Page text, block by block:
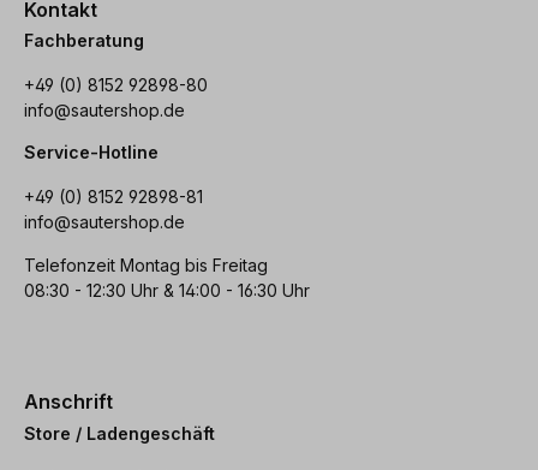
Kontakt
Fachberatung
+49 (0) 8152 92898-80
info@sautershop.de
Service-Hotline
+49 (0) 8152 92898-81
info@sautershop.de
Telefonzeit Montag bis Freitag
08:30 - 12:30 Uhr & 14:00 - 16:30 Uhr
Anschrift
Store / Ladengeschäft